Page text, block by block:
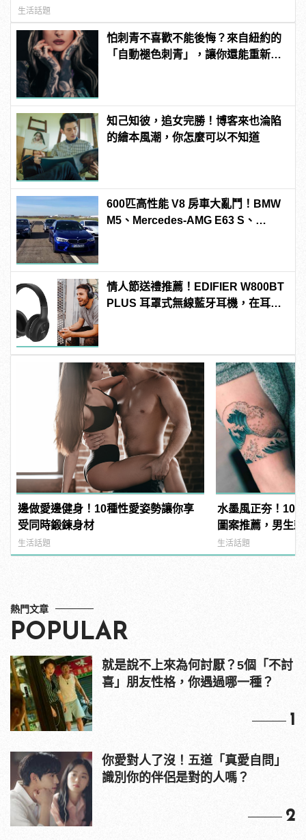
生活話題
怕刺青不喜歡不能後悔？來自紐約的
「自動褪色刺青」，讓你還能重新來
知己知彼，追女完勝！博客來也淪陷
的繪本風潮，你怎麼可以不知道
600匹高性能 V8 房車大亂鬥！BMW
M5、Mercedes-AMG E63 S、
300km/h」加速對決
情人節送禮推薦！EDIFIER W800BT
PLUS 耳罩式無線藍牙耳機，在耳邊
邊做愛邊健身！10種性愛姿勢讓你享
受同時鍛鍊身材
生活話題
水墨風正夯！10
圖案推薦，男生
manfashion這樣
生活話題
熱門文章
POPULAR
就是說不上來為何討厭？5個「不討
喜」朋友性格，你遇過哪一種？
1
你愛對人了沒！五道「真愛自問」
識別你的伴侶是對的人嗎？
2